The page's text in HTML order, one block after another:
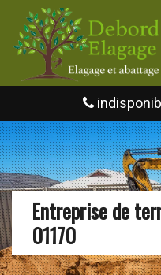
Entreprise de
01170